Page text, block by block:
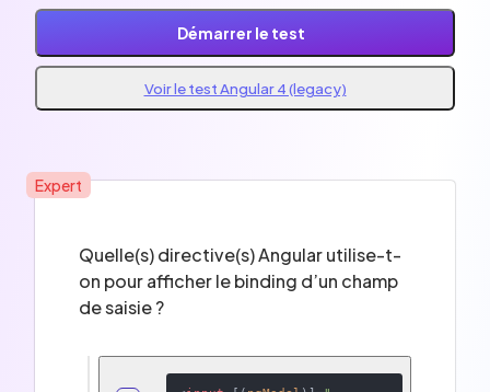
Démarrer le test
Voir le test Angular 4 (legacy)
Expert
Quelle(s) directive(s) Angular utilise-t-
on pour afficher le binding d’un champ
de saisie ?